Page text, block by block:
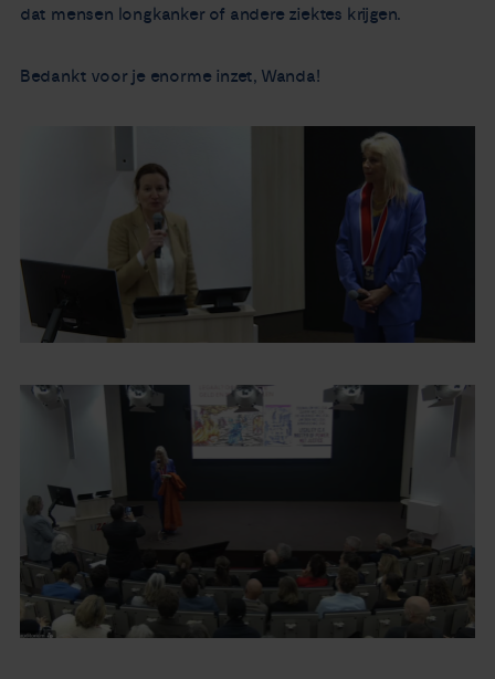
dat mensen longkanker of andere ziektes krijgen.
Bedankt voor je enorme inzet, Wanda!